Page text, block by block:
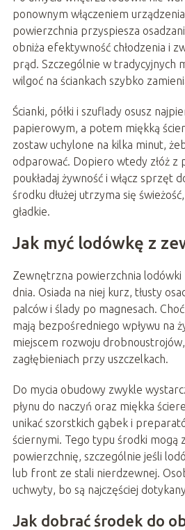
ponownym włączeniem
powierzchnia przyspiesza
obniża efektywność chłodzenia i
prąd. Szczególnie w tradycyjnych
wilgoć na ściankach szybko
Ścianki, półki i szuflady osusz
papierowym, a potem miękką
zostaw uchylone na kilka minut,
odparować. Dopiero wtedy złóż z
poukładaj żywność i włącz sprzęt
środku dłużej utrzyma się
gładkie.
Jak myć lodówkę z
Zewnętrzna powierzchnia lodówki
dnia. Osiada na niej kurz, tłusty
palców i ślady po magnesach.
mają bezpośredniego wpływu na
miejscem rozwoju drobnoustrojów,
zagłębieniach przy uszczelkach.
Do mycia obudowy zwykle
płynu do naczyń oraz miękka
unikać szorstkich gąbek i
ściernymi. Tego typu środki mogą
powierzchnię, szczególnie jeśli
lub front ze stali nierdzewnej.
uchwyty, bo są najczęściej
Jak dobrać środek do